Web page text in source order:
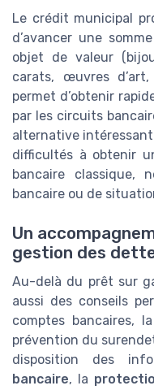
Le crédit municipal
d’avancer une
objet de valeur
carats, œuvres
permet d’obtenir
par les circuits
alternative
difficultés à obtenir
bancaire classique,
bancaire ou de
Un
gestion des
Au-delà du prêt sur
aussi des conseils
comptes bancaires,
prévention du
disposition des
bancaire, la